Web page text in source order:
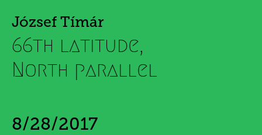
József Tímár
66th latitude,
North parallel
8/28/2017